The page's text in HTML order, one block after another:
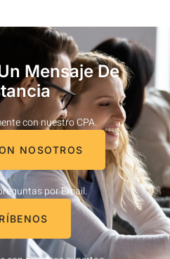
Mensaje De
con nuestro CPA.
NOSOTROS
por Email.